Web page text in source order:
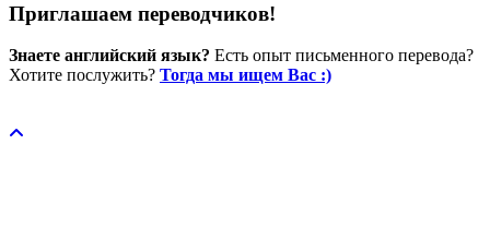
Приглашаем переводчиков!
Знаете английский язык? Есть опыт письменного перевода?
Хотите послужить? Тогда мы ищем Вас :)